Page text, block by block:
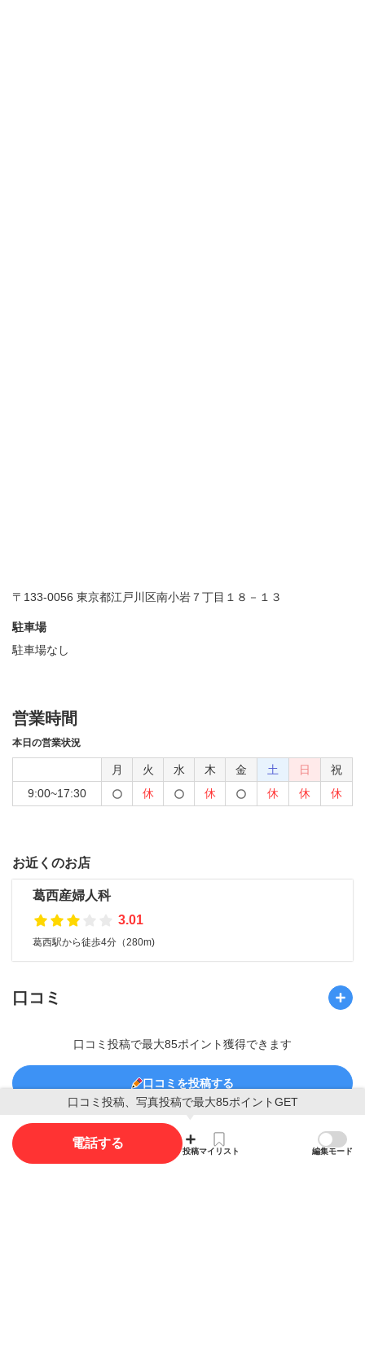
〒133-0056 東京都江戸川区南小岩７丁目１８－１３
駐車場
駐車場なし
営業時間
本日の営業状況
月 火 水 木 金 土 日
祝
9:00~17:30
休 休 休 休 休
お近くのお店
葛西産婦人科
3.01
葛西駅から徒歩4分（280m)
口コミ
口コミ投稿で最大85ポイント獲得できます
口コミを投稿する
写真
口コミ投稿、写真投稿で最大85ポイントGET
電話する
投稿マイリスト 編集モード